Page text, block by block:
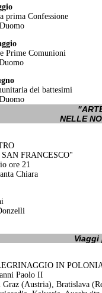
prima Confessione
Prime Comunioni
dei battesimi
NELLE
FRANCESCO"
ore 21
Chiara
Viaggi
IN
Paolo II
(Austria), Bratislava